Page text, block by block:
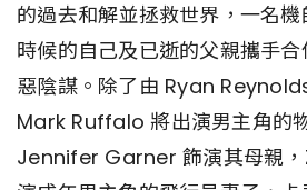
的過去和解並拯救世界，一名
時候的自己及已逝的父親攜手
惡陰謀。除了由 Ryan
Mark Ruffalo 將出演男主角的
Jennifer Garner 飾演其母親